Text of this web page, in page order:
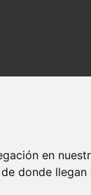
en
donde llegan